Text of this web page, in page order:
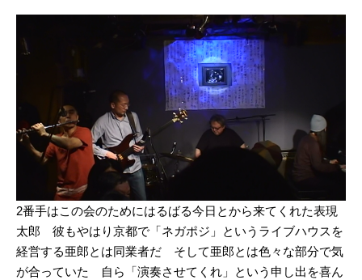
2番手はこの会のためにはるばる今日とから来てくれた表現
太郎 彼もやはり京都で「ネガポジ」というライブハウスを
経営する亜郎とは同業者だ そして亜郎とは色々な部分で気
が合っていた 自ら「演奏させてくれ」という申し出を喜ん